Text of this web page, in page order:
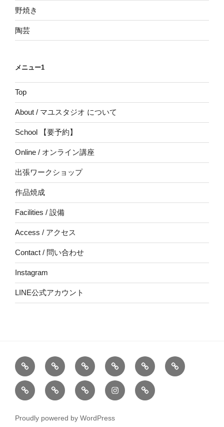
野焼き
陶芸
メニュー1
Top
About / マユスタジオ について
School 【要予約】
Online / オンライン講座
出張ワークショップ
作品焼成
Facilities / 設備
Access / アクセス
Contact / 問い合わせ
Instagram
LINE公式アカウント
Top
About
/
マ
ユ
School
【要
予
約】
Online
/
オ
ン
出
張
ワ
ー
作
品
Facilities
/
Access
/
Contact
/
InstagramLINE
公
Proudly powered by WordPress